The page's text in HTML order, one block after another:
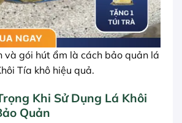
và gói hút ẩm là cách bảo quản lá
Tía khô hiệu quả.
Khi Sử Dụng Lá Khôi
Quản